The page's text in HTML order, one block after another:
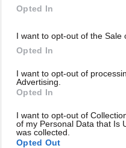
Opted In
I want to opt-out of the Sale
Opted In
I want to opt-out of
Advertising.
Opted In
I want to opt-out of
of my Personal Data that Is
was collected.
Opted Out